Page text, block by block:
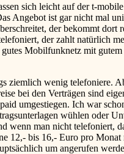
sich leicht auf der t-
Angebot ist gar nicht mal
der bekommt
der zahlt natürlich
Mobilfunknetz mit
ziemlich wenig telefoniere.
bei den Verträgen sind
umgestiegen. Ich war
wühlen oder
wenn man nicht telefoniert,
12,- bis 16,- Euro pro
um angerufen